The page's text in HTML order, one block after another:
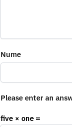
Nume
Please enter an
five × one =